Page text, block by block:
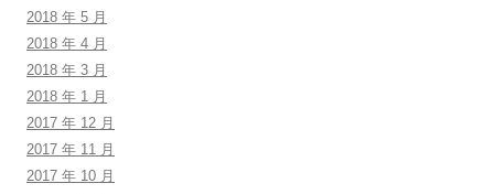
2018 年 5 月
2018 年 4 月
2018 年 3 月
2018 年 1 月
2017 年 12 月
2017 年 11 月
2017 年 10 月